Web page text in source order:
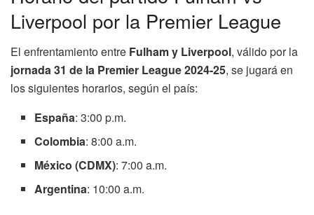
Liverpool por la Premier League
El enfrentamiento entre Fulham y Liverpool, válido por la
jornada 31 de la Premier League 2024-25, se jugará en
los siguientes horarios, según el país:
España: 3:00 p.m.
Colombia: 8:00 a.m.
México (CDMX): 7:00 a.m.
Argentina: 10:00 a.m.